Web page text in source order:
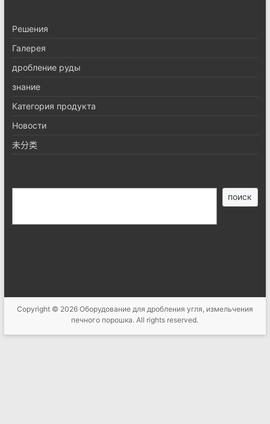
Pешения
Галерея
дробление руды
знание
Категория продукта
Новости
未分类
поиск
Copyright © 2026 Оборудование для дробления угля, измельчения
печного порошка. All rights reserved.